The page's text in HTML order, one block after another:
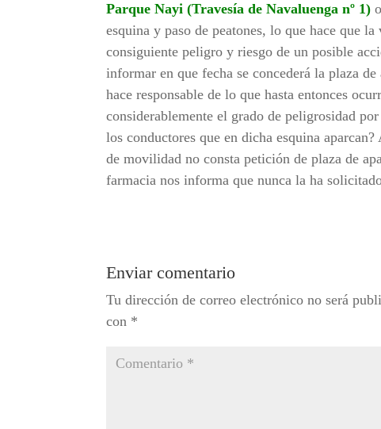
Parque Nayi (Travesía de Navaluenga nº 1)
esquina y paso de peatones, lo que hace que
consiguiente peligro y riesgo de un posible
informar en que fecha se concederá la plaza
hace responsable de lo que hasta entonces
considerablemente el grado de peligrosidad
los conductores que en dicha esquina
de movilidad no consta petición de plaza de
farmacia nos informa que nunca la ha
Enviar comentario
Tu dirección de correo electrónico no será
con *